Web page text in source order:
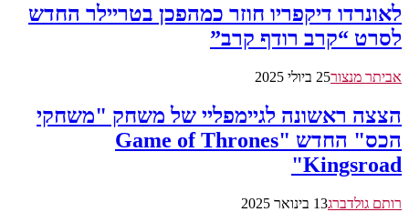
לאונרדו דיקפריו חוזר כמהפכן בטריילר החדש
לסרט “קרב רודף קרב”
אביתר מנצור25 ביולי 2025
הצצה ראשונה לגיימפליי של משחק "משחקי
הכס" החדש "Game of Thrones
Kingsroad"
רותם גולדברג13 בינואר 2025